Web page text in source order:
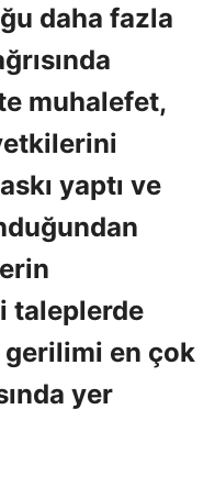
daha fazla
muhalefet,
yaptı ve
taleplerde
en çok
yer